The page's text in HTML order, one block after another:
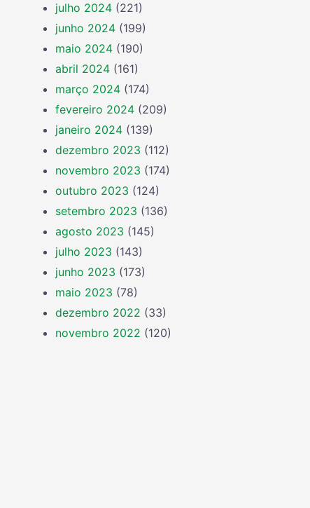
julho 2024 (221)
junho 2024 (199)
maio 2024 (190)
abril 2024 (161)
março 2024 (174)
fevereiro 2024 (209)
janeiro 2024 (139)
dezembro 2023 (112)
novembro 2023 (174)
outubro 2023 (124)
setembro 2023 (136)
agosto 2023 (145)
julho 2023 (143)
junho 2023 (173)
maio 2023 (78)
dezembro 2022 (33)
novembro 2022 (120)